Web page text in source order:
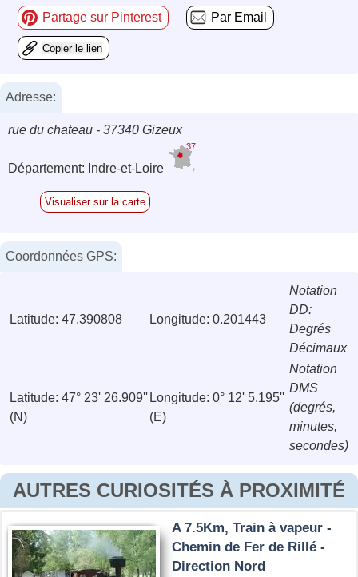
Partage sur Pinterest Par Email
Copier le lien
Adresse:
rue du chateau - 37340 Gizeux
Département: Indre-et-Loire
37
Visualiser sur la carte
Coordonnées GPS:
Latitude: 47.390808 Longitude: 0.201443
Notation
DD:
Degrés
Décimaux
Latitude: 47° 23' 26.909''
(N)
Longitude: 0° 12' 5.195''
(E)
Notation
DMS
(degrés,
minutes,
secondes)
AUTRES CURIOSITÉS À PROXIMITÉ
A 7.5Km, Train à vapeur -
Chemin de Fer de Rillé -
Direction Nord